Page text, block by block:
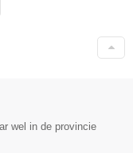
wel in de provincie